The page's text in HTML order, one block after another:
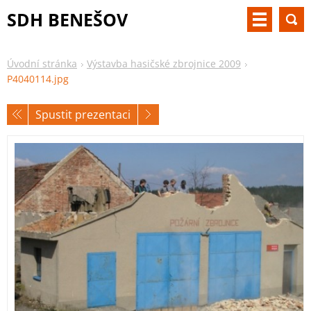
SDH BENEŠOV
Úvodní stránka
Výstavba hasičské zbrojnice 2009
P4040114.jpg
Spustit prezentaci